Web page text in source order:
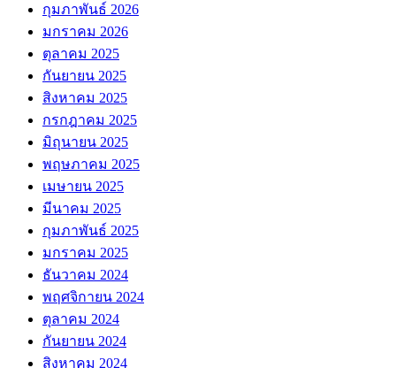
กุมภาพันธ์ 2026
มกราคม 2026
ตุลาคม 2025
กันยายน 2025
สิงหาคม 2025
กรกฎาคม 2025
มิถุนายน 2025
พฤษภาคม 2025
เมษายน 2025
มีนาคม 2025
กุมภาพันธ์ 2025
มกราคม 2025
ธันวาคม 2024
พฤศจิกายน 2024
ตุลาคม 2024
กันยายน 2024
สิงหาคม 2024